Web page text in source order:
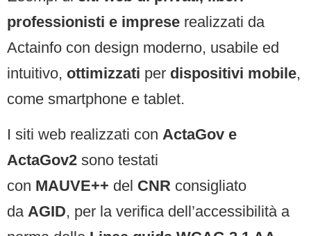
professionisti e imprese realizzati da
Actainfo con design moderno, usabile ed
intuitivo, ottimizzati per dispositivi mobile,
come smartphone e tablet.
I siti web realizzati con ActaGov e
ActaGov2 sono testati
con MAUVE++ del CNR consigliato
da AGID, per la verifica dell’accessibilità a